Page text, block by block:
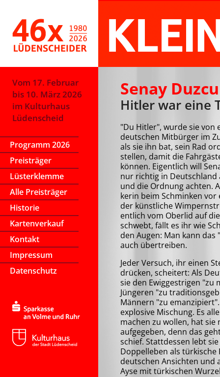
Vom 17. Februar
bis 10. März 2026
im Kulturhaus
Lüdenscheid
Programm 2026
Preisträger
Lüsterklemme
Alle Preisträger
Historie
Kartenverkauf
Kontakt
Impressum
Datenschutz
Senay Duzcu
Hitler war eine
"Du Hitler", wurde sie
deutschen Mitbürger im
als sie ihn bat, sein Rad
stel­len, damit die
können. Eigentlich will
nur richtig in Deutschland
und die Ordnung achten.
ker­in beim Schminken
der künstliche
ent­lich vom Oberlid auf
schwebt, fällt es ihr wie
den Augen: Man kann das
auch über­trei­ben.
Jeder Versuch, ihr einen
drücken, scheitert: Als
sie den Ewiggestrigen "zu
Jüngeren "zu
Männern "zu
explosive Mischung. Es
machen zu wollen, hat sie
auf­ge­ge­ben, denn das
schief. Stattdessen lebt
Doppelleben als türkische
deutschen Ansichten und
Ayse mit türkischen